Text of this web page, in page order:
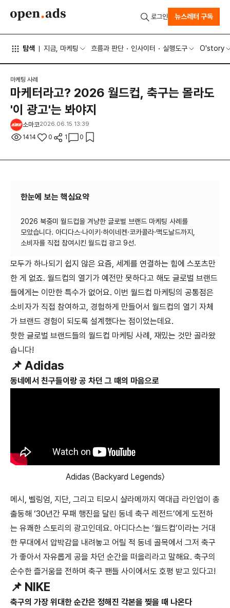
탐색 지금, 마케팅 흐름과 판단 인사이터 실행도구 O'story
로그인 뉴스레터 구독
마케팅 사례
마케터라고? 2026 월드컵, 축구는 몰라도
'이 광고'는 봐야지
소마코2026.06.15 13:39
1414 0 1 0
한눈에 보는 핵심요약
2026 북중미 월드컵을 겨냥한 글로벌 브랜드 마케팅 사례를
모았습니다. 아디다스·나이키·하이네켄·코카콜라·맥도날드까지,
모두가 하나되기 쉽지 않은 요즘, 세계를 연결하는 힘에 스포츠만
한 게 없죠. 월드컵의 열기가 예전만 못하다고 해도 글로벌 브랜드
들에게는 이만한 특수가 없어요. 이번 월드컵 마케팅의 공통점은
소비자가 직접 참여하고, 경험하게 만들어서 월드컵의 열기 자체
가 브랜드 경험이 되도록 설계했다는 점이었는데요.
핫한 글로벌 브랜드들의 월드컵 마케팅 사례, 재밌는 것만 골라왔
습니다!
📌 Adidas
동네에서 친구들이랑 공 차던 그 때의 마음으로
Adidas 〈Backyard Legends〉
메시, 벨링엄, 지단, 그리고 티모시 샬라메까지 역대급 라인업이 총
출동해 ‘30년간 무패 행진을 달린 동네 축구 레전드’에게 도전하
는 유쾌한 스토리의 광고인데요. 아디다스는 ‘월드컵’이라는 거대
한 무대에서 압박감을 내려놓고 어릴 적 동네 골목에서 그저 축구
가 좋아서 자유롭게 공을 차던 순간을 떠올리라고 말해요. 축구의
순수한 즐거움을 전하며 축구 팬들 사이에서도 호평 받고 있다고!
📌 NIKE
축구의 가장 위대한 순간은 정해진 각본을 찢을 때 나온다